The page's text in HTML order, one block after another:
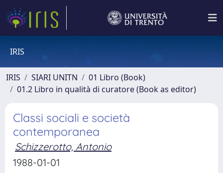
IRIS
IRIS SIARI UNITN
01 Libro (Book)
01.2 Libro in qualità di curatore (Book as editor)
Classi sociali e società
contemporanea
Schizzerotto, Antonio
1988-01-01